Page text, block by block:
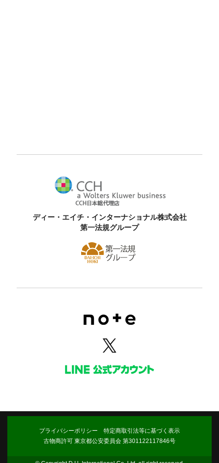
ディー・エイチ・インターナショナル株式会社
第一法規グループ
プライバシーポリシー
特定商取引法等に基づく表示
古物商許可 東京都公安委員会 第301122117846号